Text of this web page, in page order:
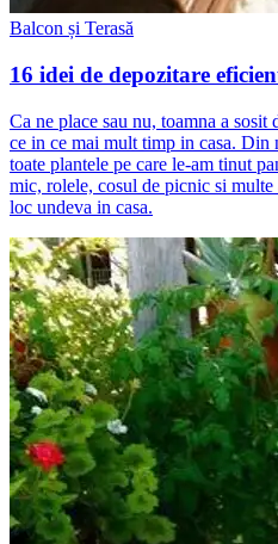
Balcon și Terasă
16 idei de depozitare
Ca ne place sau nu, toamna a
ce in ce mai mult timp in casa. Din
toate plantele pe care le-am tinut
mic, rolele, cosul de picnic si multe
loc undeva in casa.